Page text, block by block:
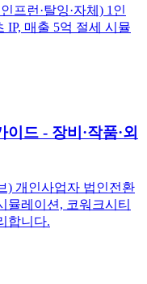
프런·탈잉·자체) 1인
IP, 매출 5억 절세 시뮬
드 - 장비·작품·외
) 개인사업자 법인전환
뮬레이션, 코워크시티
합니다.